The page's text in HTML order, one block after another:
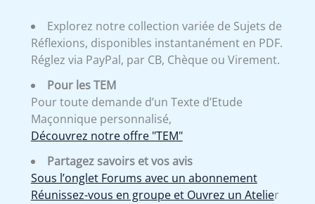
Explorez notre collection variée de Sujets de
Réflexions, disponibles instantanément en PDF.
Réglez via PayPal, par CB, Chèque ou Virement.
Pour les TEM
Pour toute demande d’un Texte d’Etude
Maçonnique personnalisé,
Découvrez notre offre "TEM"
Partagez savoirs et vos avis
Sous l’onglet Forums avec un abonnement
Réunissez-vous en groupe et Ouvrez un Atelier